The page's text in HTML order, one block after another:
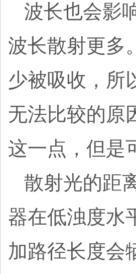
波长也会影
波长散射更多
少被吸收，所
无法比较的
这一点，但是
散射光的距
器在低浊度水
加路径长度会